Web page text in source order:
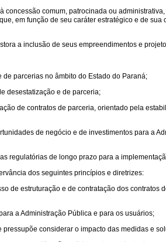
comum, patrocinada ou
em função de seu caráter estratégico e de
a inclusão de seus empreendimentos e
parcerias no âmbito do Estado do Paraná;
desestatização e de parceria;
de contratos de parceria, orientado pela
de negócio e de investimentos para a
regulatórias de longo prazo para a
dos seguintes princípios e diretrizes:
de estruturação e de contratação dos
a Administração Pública e para os usuários;
considerar o impacto das medidas e